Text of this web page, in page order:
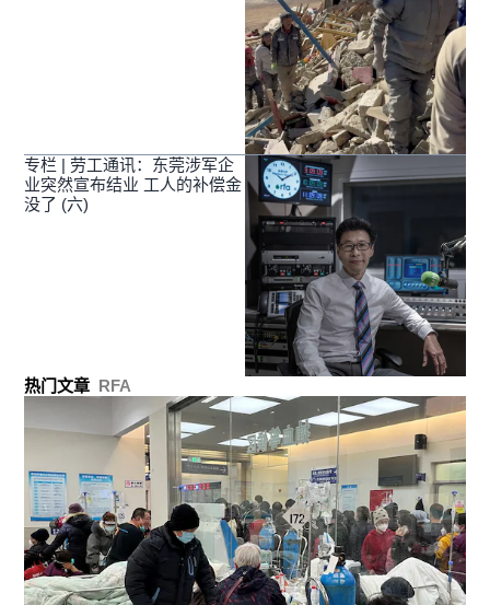
专栏 | 劳工通讯：东莞涉军企
业突然宣布结业 工人的补偿金
没了 (六)
热门文章 RFA